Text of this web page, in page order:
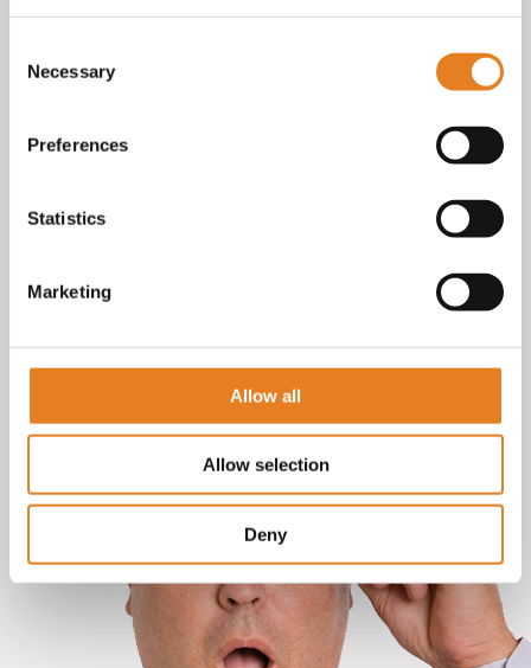
Selection
Necessary
Preferences
Statistics
Marketing
Allow all
Allow selection
Deny